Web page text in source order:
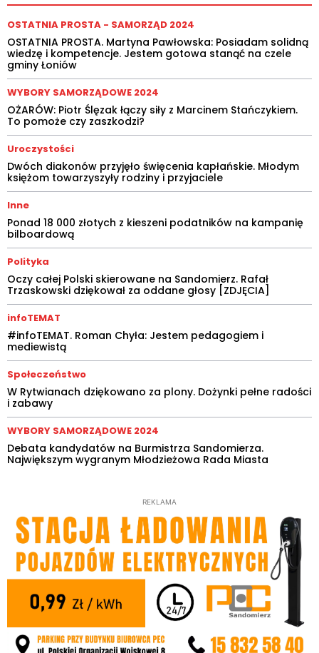
OSTATNIA PROSTA - SAMORZĄD 2024
OSTATNIA PROSTA. Martyna Pawłowska: Posiadam solidną
wiedzę i kompetencje. Jestem gotowa stanąć na czele
gminy Łoniów
WYBORY SAMORZĄDOWE 2024
OŻARÓW: Piotr Ślęzak łączy siły z Marcinem Stańczykiem.
To pomoże czy zaszkodzi?
Uroczystości
Dwóch diakonów przyjęło święcenia kapłańskie. Młodym
księżom towarzyszyły rodziny i przyjaciele
Inne
Ponad 18 000 złotych z kieszeni podatników na kampanię
bilboardową
Polityka
Oczy całej Polski skierowane na Sandomierz. Rafał
Trzaskowski dziękował za oddane głosy [ZDJĘCIA]
infoTEMAT
#infoTEMAT. Roman Chyła: Jestem pedagogiem i
mediewistą
Społeczeństwo
W Rytwianach dziękowano za plony. Dożynki pełne radości
i zabawy
WYBORY SAMORZĄDOWE 2024
Debata kandydatów na Burmistrza Sandomierza.
Największym wygranym Młodzieżowa Rada Miasta
REKLAMA